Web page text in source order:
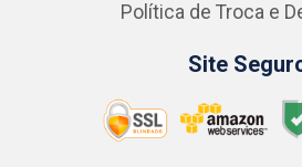
Política de Troca e
Site